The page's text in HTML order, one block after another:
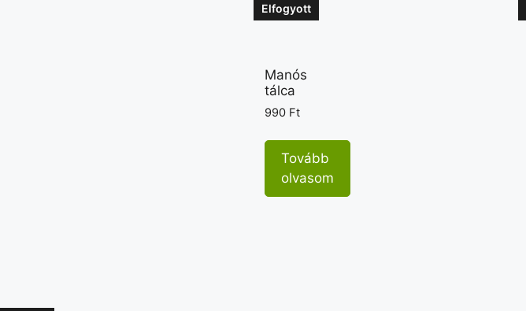
Elfogyott
Manós
tálca
990 Ft
Tovább
olvasom